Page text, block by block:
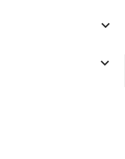
keyboard_arrow_down
keyboard_arrow_down